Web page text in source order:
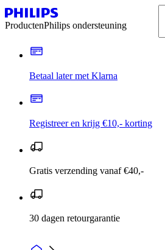
ProductenPhilips ondersteuning
Betaal later met Klarna
Registreer en krijg €10,- korting
Gratis verzending vanaf €40,-
30 dagen retourgarantie